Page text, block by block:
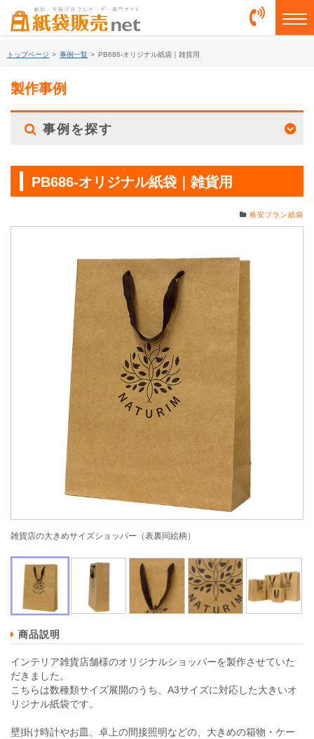
トップページ > 事例一覧 > PB686-オリジナル紙袋｜雑貨用
製作事例
事例を探す
PB686-オリジナル紙袋｜雑貨用
格安プラン紙袋
雑貨店の大きめサイズショッパー（表裏同絵柄）
商品説明
インテリア雑貨店舗様のオリジナルショッパーを製作させていた
だきました。
こちらは数種類サイズ展開のうち、A3サイズに対応した大きいオ
リジナル紙袋です。
壁掛け時計やお皿、卓上の間接照明などの、大きめの箱物・ケー